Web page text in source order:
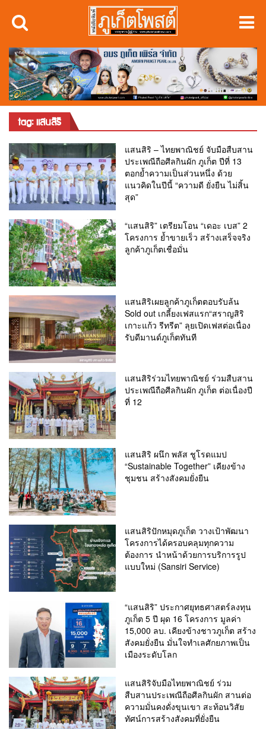
tag: แสนสิริ
แสนสิริ – ไทยพาณิชย์ จับมือสืบสาน
ประเพณีถือศีลกินผัก ภูเก็ต ปีที่ 13
ตอกย้ำความเป็นส่วนหนึ่ง ด้วย
แนวคิดในปีนี้ “ความดี ยั่งยืน ไม่สิ้น
สุด”
“แสนสิริ” เตรียมโอน “เดอะ เบส” 2
โครงการ ย้ำขายเร็ว สร้างเสร็จจริง
ลูกค้าภูเก็ตเชื่อมั่น
แสนสิริเผยลูกค้าภูเก็ตตอบรับล้น
Sold out เกลี้ยงเฟสแรก“สราญสิริ
เกาะแก้ว รีทรีต” ลุยเปิดเฟสต่อเนื่อง
รับดีมานด์ภูเก็ตทันที
แสนสิริร่วมไทยพาณิชย์ ร่วมสืบสาน
ประเพณีถือศีลกินผัก ภูเก็ต ต่อเนื่องปี
ที่ 12
แสนสิริ ผนึก พลัส ชูโรดแมป
“Sustainable Together” เคียงข้าง
ชุมชน สร้างสังคมยั่งยืน
แสนสิริปักหมุดภูเก็ต วางเป้าพัฒนา
โครงการได้ครอบคลุมทุกความ
ต้องการ นำหน้าด้วยการบริการรูป
แบบใหม่ (Sansiri Service)
“แสนสิริ” ประกาศยุทธศาสตร์ลงทุน
ภูเก็ต 5 ปี ผุด 16 โครงการ มูลค่า
15,000 ลบ. เคียงข้างชาวภูเก็ต สร้าง
สังคมยั่งยืน มั่นใจทำเลศักยภาพเป็น
เมืองระดับโลก
แสนสิริจับมือไทยพาณิชย์ ร่วม
สืบสานประเพณีถือศีลกินผัก สานต่อ
ความมั่นคงดั่งขุนเขา สะท้อนวิสัย
ทัศน์การสร้างสังคมที่ยั่งยืน